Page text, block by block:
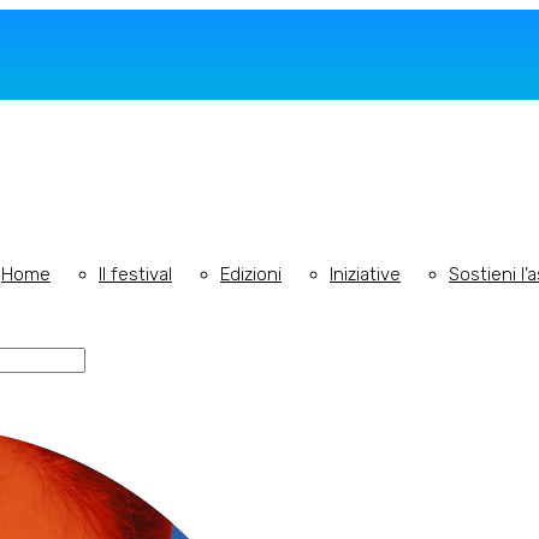
Home
Il festival Edizioni Iniziative Sostieni